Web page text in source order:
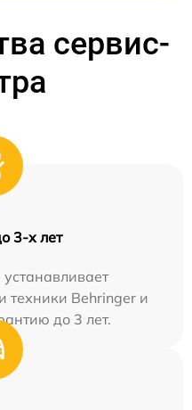
сервис-
3-х лет
техники Behringer и
до 3 лет.